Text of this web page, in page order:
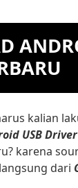
kalian
USB
karena
dari